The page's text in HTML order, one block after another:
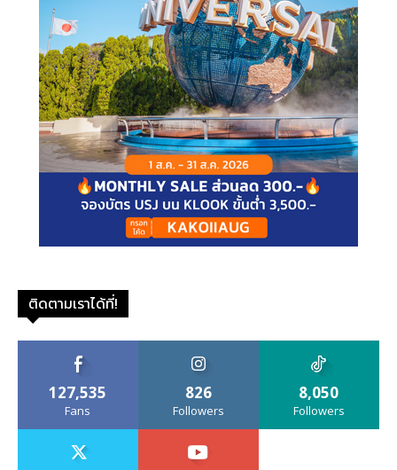
ติดตามเราได้ที่!
127,535
Fans
826
Followers
8,050
Followers